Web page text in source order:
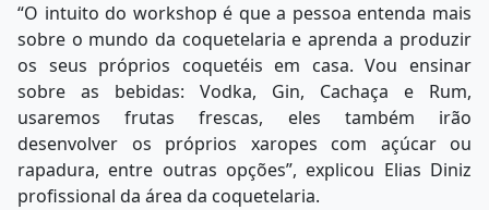
“O intuito do workshop é que a pessoa entenda mais
sobre o mundo da coquetelaria e aprenda a produzir
os seus próprios coquetéis em casa. Vou ensinar
sobre as bebidas: Vodka, Gin, Cachaça e Rum,
usaremos frutas frescas, eles também irão
desenvolver os próprios xaropes com açúcar ou
rapadura, entre outras opções”, explicou Elias Diniz
profissional da área da coquetelaria.